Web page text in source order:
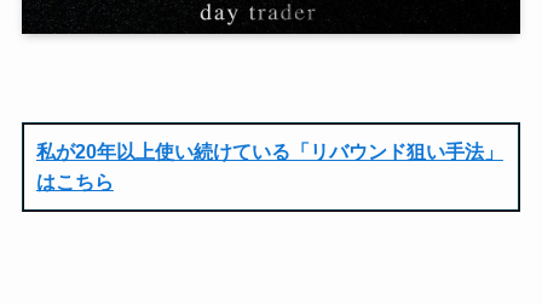
私が20年以上使い続けている「リバウンド狙い手法」
はこちら